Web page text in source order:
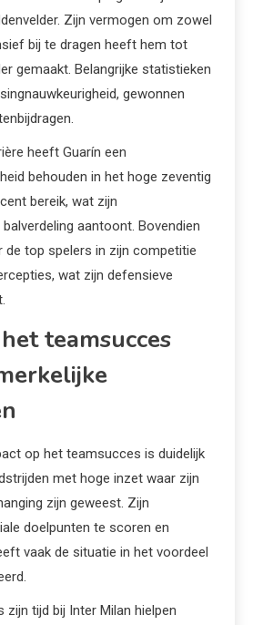
Zijn vermogen om zowel
bij te dragen heeft hem tot
gemaakt. Belangrijke statistieken
gewonnen
heeft Guarín een
behouden in het hoge zeventig
bereik, wat zijn
aantoont. Bovendien
de top spelers in zijn competitie
wat zijn defensieve
teamsucces
op het teamsucces is duidelijk
met hoge inzet waar zijn
zijn geweest. Zijn
doelpunten te scoren en
vaak de situatie in het voordeel
zijn tijd bij Inter Milan hielpen